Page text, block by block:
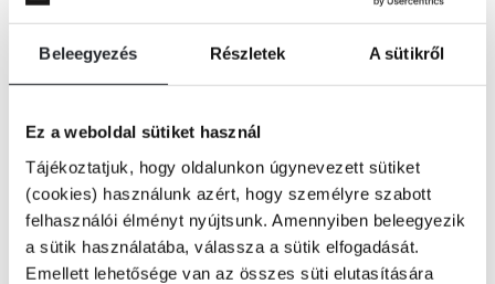
Beleegyezés Részletek A sütikről
Ez a weboldal sütiket használ
Tájékoztatjuk, hogy oldalunkon úgynevezett sütiket
(cookies) használunk azért, hogy személyre szabott
felhasználói élményt nyújtsunk. Amennyiben beleegyezik
a sütik használatába, válassza a sütik elfogadását.
Emellett lehetősége van az összes süti elutasítására